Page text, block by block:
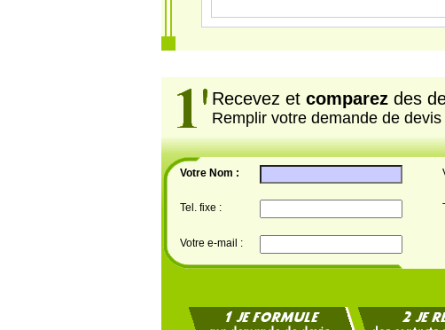
Recevez et comparez des
Remplir votre demande de devis
Votre Nom :
Tel. fixe :
Votre e-mail :